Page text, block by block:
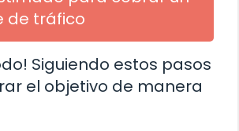
de tráfico
Siguiendo estos pasos
el objetivo de manera